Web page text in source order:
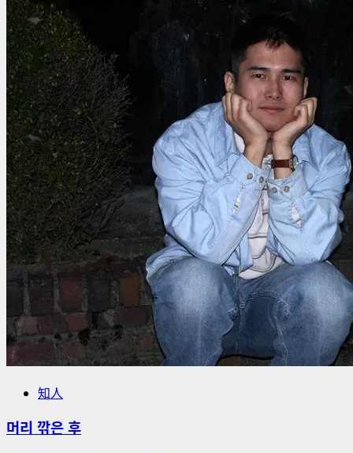
메
라
폰..
에
대
해
더
읽
어
보
기
知人
머리 깎은 후